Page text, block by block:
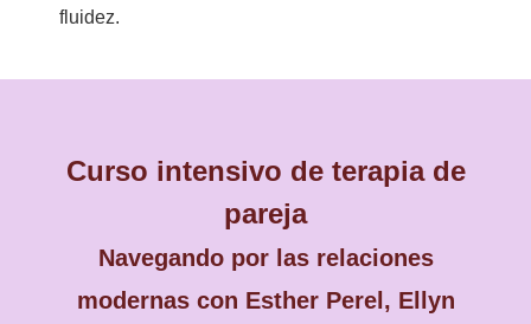
fluidez.
Curso intensivo de terapia de
pareja
Navegando por las relaciones
modernas con Esther Perel, Ellyn